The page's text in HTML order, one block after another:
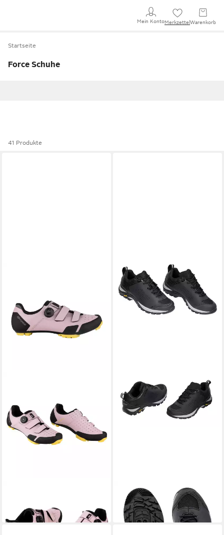
Mein KontoMerkzettel Warenkorb
Startseite
Force Schuhe
41 Produkte
118,35 €
FORCE
Fahrradschuh
ab 79,79 €